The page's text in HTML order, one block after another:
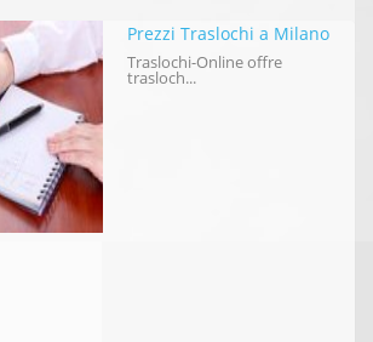
Prezzi Traslochi a Milano
Traslochi-Online offre
trasloch...